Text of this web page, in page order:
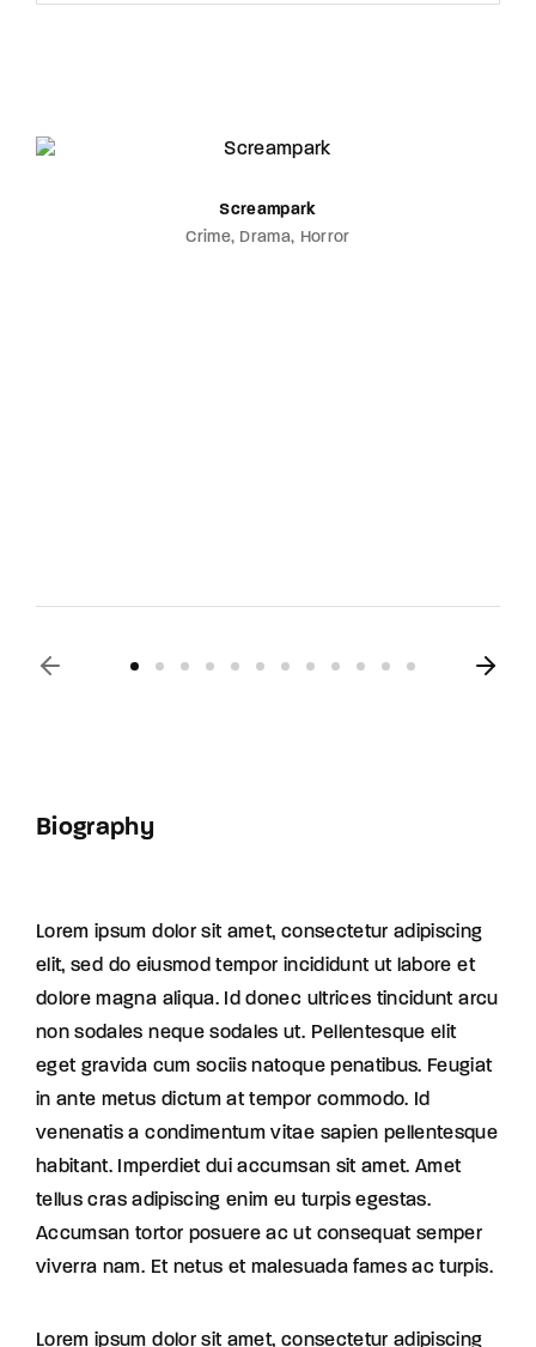
Screampark
Crime Drama Horror
Biography
Lorem ipsum dolor sit amet, consectetur adipiscing
elit, sed do eiusmod tempor incididunt ut labore et
dolore magna aliqua. Id donec ultrices tincidunt arcu
non sodales neque sodales ut. Pellentesque elit
eget gravida cum sociis natoque penatibus. Feugiat
in ante metus dictum at tempor commodo. Id
venenatis a condimentum vitae sapien pellentesque
habitant. Imperdiet dui accumsan sit amet. Amet
tellus cras adipiscing enim eu turpis egestas.
Accumsan tortor posuere ac ut consequat semper
viverra nam. Et netus et malesuada fames ac turpis.
Lorem ipsum dolor sit amet, consectetur adipiscing